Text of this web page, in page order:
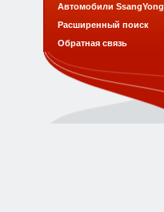
Автомобили SsangYong
Расширенный поиск
Обратная связь